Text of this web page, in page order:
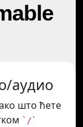
аудио
што ћете
`/`